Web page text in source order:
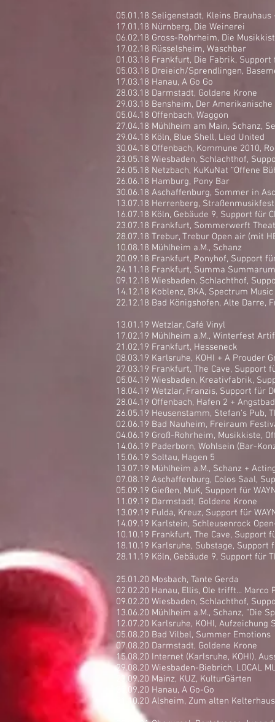
05.01.18 Seligenstadt, Kleins
17.01.18 Nürnberg, Die Weinerei
06.02.18 Gross-Rohrheim, Die
17.02.18 Rüsselsheim, Waschbar
01.03.18 Frankfurt, Die Fabrik, Support
05.03.18 Dreieich/Sprendlingen,
17.03.18 Hanau, A Go Go
28.03.18 Darmstadt, Goldene Krone
29.03.18 Bensheim, Der
05.04.18 Offenbach, Waggon
27.04.18 Mühlheim am Main, Schanz,
29.04.18 Köln, Blue Shell, Lied United
30.04.18 Offenbach, Kommune 2010,
23.05.18 Wiesbaden, Schlachthof,
26.05.18 Netzbach, KuKuNat “Offene
26.06.18 Hamburg, Pony Bar
30.06.18 Aschaffenburg, Sommer in
13.07.18 Herrenberg,
16.07.18 Köln, Gebäude 9, Support für
23.07.18 Frankfurt, Sommerwerft
28.07.18 Trebur, Trebur Open air (mit
10.08.18 Mühlheim a.M., Schanz
20.09.18 Frankfurt, Ponyhof, Support für
24.11.18 Frankfurt, Summa
09.12.18 Wiesbaden, Schlachthof,
14.12.18 Koblenz, BKA, Spectrum
22.12.18 Bad Königshofen, Alte Darre,
13.01.19 Wetzlar, Café Vinyl
17.02.19 Mühlheim a.M., Winterfest
21.02.19 Frankfurt, Hesseneck
08.03.19 Karlsruhe, KOHI + A Prouder
27.03.19 Frankfurt, The Cave, Support
05.04.19 Wiesbaden, Kreativfabrik,
18.04.19 Wetzlar, Franzis, Support für
28.04.19 Offenbach, Hafen 2 +
26.05.19 Heusenstamm, Stefan's Pub,
02.06.19 Bad Nauheim, Freiraum
04.06.19 Groß-Rohrheim, Musikkiste,
14.06.19 Paderborn, Wohlsein (Bar-
15.06.19 Soltau, Hagen 5
13.07.19 Mühlheim a.M., Schanz +
07.08.19 Aschaffenburg, Colos Saal,
05.09.19 Gießen, MuK, Support für
11.09.19 Darmstadt, Goldene Krone
13.09.19 Fulda, Kreuz, Support für
14.09.19 Karlstein, Schleusenrock
10.10.19 Frankfurt, The Cave, Support
18.10.19 Karlsruhe, Substage, Support
28.11.19 Köln, Gebäude 9, Support für
25.01.20 Mosbach, Tante Gerda
02.02.20 Hanau, Ellis, Ole trifft... Marco
09.02.20 Wiesbaden, Schlachthof,
13.06.20 Mühlheim a.M., Schanz, "Die
12.07.20 Karlsruhe, KOHI,
05.08.20 Bad Vilbel, Summer Emotions
07.08.20 Darmstadt, Goldene Krone
15.08.20 Internet (Karlsruhe, KOHI),
29.08.20 Wiesbaden-Biebrich, LOCAL
23.09.20 Mainz, KUZ, KulturGärten
25.09.20 Hanau, A Go-Go
21.10.20 Alsheim, Zum alten Kelterhaus